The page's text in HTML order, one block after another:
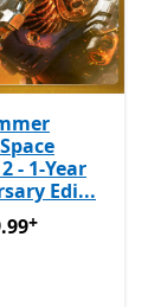
- 1-Year
Edi...
Avec des
+